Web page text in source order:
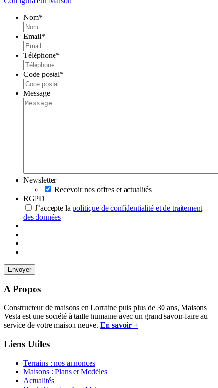
Nom*
Email*
Téléphone*
Code postal*
Message
Newsletter
Recevoir nos offres et actualités
RGPD
J’accepte la politique de confidentialité et de traitement
des données
A Propos
Constructeur de maisons en Lorraine puis plus de 30 ans, Maisons
Vesta est une société à taille humaine avec un grand savoir-faire au
service de votre maison neuve. En savoir +
Liens Utiles
Terrains : nos annonces
Maisons : Plans et Modèles
Actualités